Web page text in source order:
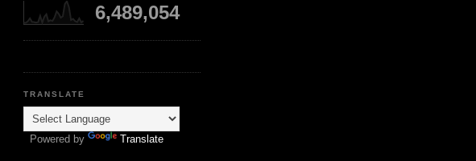
6,489,054
TRANSLATE
Powered by Translate